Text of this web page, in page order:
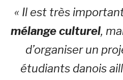
« Il est très
mélange culturel,
d’organiser un
étudiants danois